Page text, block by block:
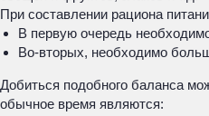
При составлении рациона
В первую очередь
Во-вторых, необходимо
Добиться подобного баланса
обычное время являются: